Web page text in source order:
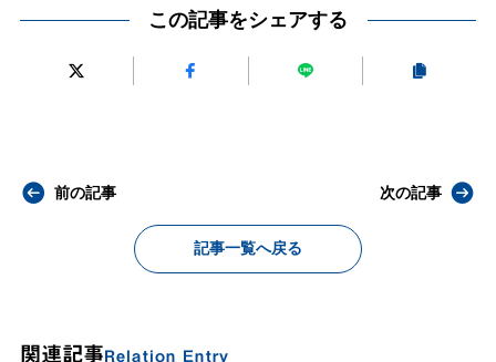
この記事をシェアする
前の記事
記事一覧へ戻る
次の記事
関連記事Relation Entry